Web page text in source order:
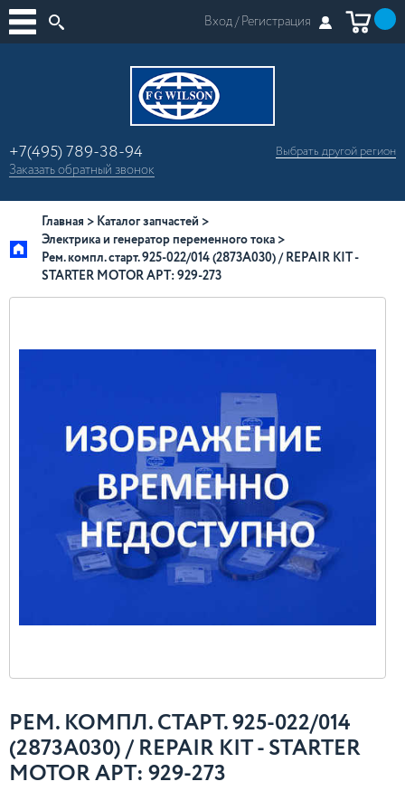
Вход /Регистрация
+7(495) 789-38-94
Заказатьобратный звонок
Выбрать другой регион
Главная
Каталог запчастей
Электрика и генератор переменного тока
Рем. компл. cтарт. 925-022/014 (2873A030) / REPAIR KIT -
STARTER MOTOR АРТ: 929-273
РЕМ. КОМПЛ. CТАРТ. 925-022/014
(2873A030) / REPAIR KIT - STARTER
MOTOR АРТ: 929-273